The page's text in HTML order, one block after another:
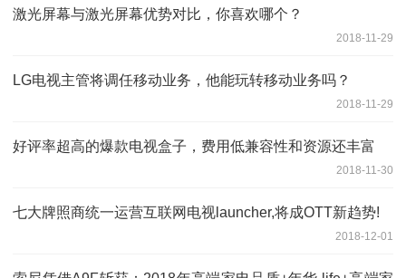
激光屏幕与激光屏幕优势对比，你喜欢哪个？
2018-11-29
LG电视主管将调任移动业务，他能玩转移动业务吗？
2018-11-29
好评率超高的爆款电视盒子，费用低兼容性和资源还丰富
2018-11-30
七大牌照商统一运营互联网电视launcher,将成OTT新趋势!
2018-12-01